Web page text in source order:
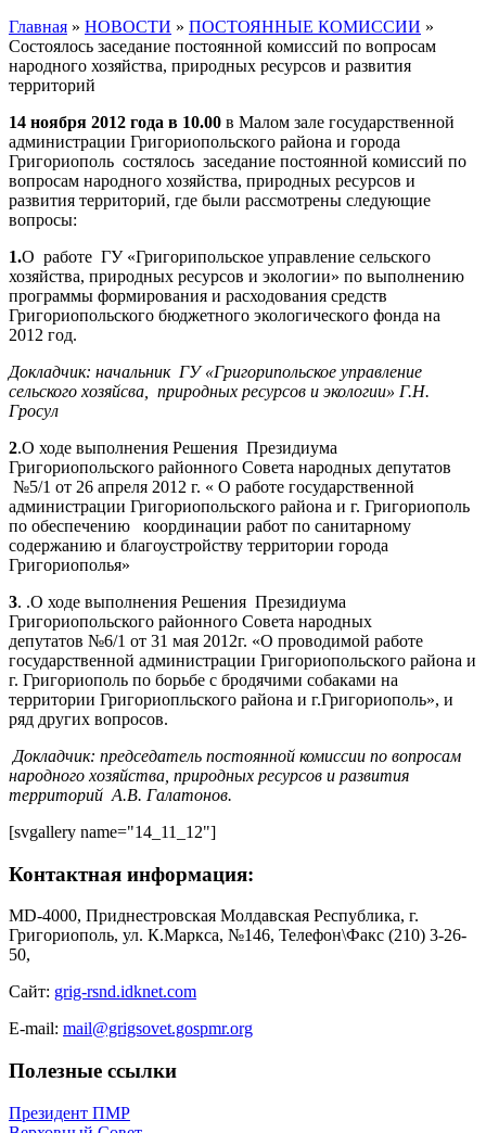
Главная » НОВОСТИ » ПОСТОЯННЫЕ КОМИССИИ »
Состоялось заседание постоянной комиссий по вопросам
народного хозяйства, природных ресурсов и развития
территорий
14 ноября 2012 года в 10.00 в Mалом зале государственной
администрации Григориопольского района и города
Григориополь состялось заседание постоянной комиссий по
вопросам народного хозяйства, природных ресурсов и
развития территорий, где были рассмотрены следующие
вопросы:
1.О работе ГУ «Григорипольское управление сельского
хозяйства, природных ресурсов и экологии» по выполнению
программы формирования и расходования средств
Григориопольского бюджетного экологического фонда на
2012 год.
Докладчик: начальник ГУ «Григорипольское управление
сельского хозяйсва, природных ресурсов и экологии» Г.Н.
Гросул
2.О ходе выполнения Решения Президиума
Григориопольского районного Совета народных депутатов
№5/1 от 26 апреля 2012 г. « О работе государственной
администрации Григориопольского района и г. Григориополь
по обеспечению координации работ по санитарному
содержанию и благоустройству территории города
Григориополья»
3. .О ходе выполнения Решения Президиума
Григориопольского районного Совета народных
депутатов №6/1 от 31 мая 2012г. «О проводимой работе
государственной администрации Григориопольского района и
г. Григориополь по борьбе с бродячими собаками на
территории Григориопльского района и г.Григориополь», и
ряд других вопросов.
Докладчик: председатель постоянной комиссии по вопросам
народного хозяйства, природных ресурсов и развития
территорий А.В. Галатонов.
[svgallery name="14_11_12"]
Контактная информация:
MD-4000, Приднестровская Молдавская Республика, г.
Григориополь, ул. К.Маркса, №146, Телефон\Факс (210) 3-26-
50,
Сайт: grig-rsnd.idknet.com
E-mail: mail@grigsovet.gospmr.org
Полезные ссылки
Президент ПМР